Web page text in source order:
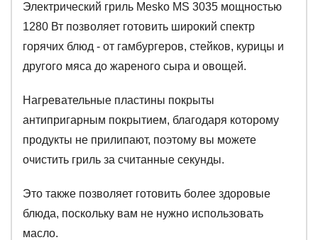
Электрический гриль Mesko MS 3035 мощностью
1280 Вт позволяет готовить широкий спектр
горячих блюд - от гамбургеров, стейков, курицы и
другого мяса до жареного сыра и овощей.
Нагревательные пластины покрыты
антипригарным покрытием, благодаря которому
продукты не прилипают, поэтому вы можете
очистить гриль за считанные секунды.
Это также позволяет готовить более здоровые
блюда, поскольку вам не нужно использовать
масло.